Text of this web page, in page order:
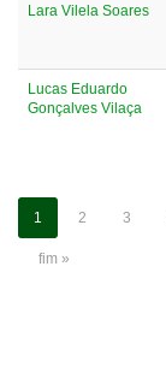
Lara Vilela Soares
Lucas Eduardo
Gonçalves Vilaça
1 2 3
fim »